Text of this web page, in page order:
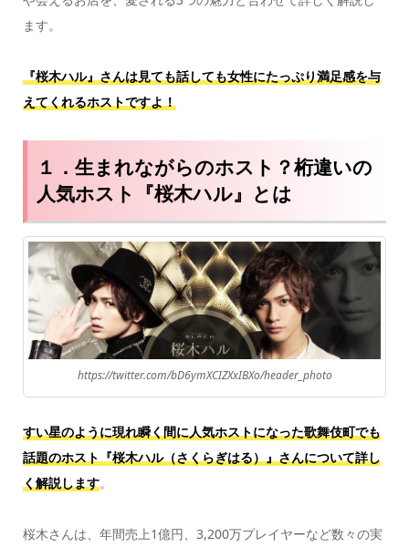
ます。
『桜木ハル』さんは見ても話しても女性にたっぷり満足感を与
えてくれるホストですよ！
１．生まれながらのホスト？桁違いの
人気ホスト『桜木ハル』とは
https://twitter.com/bD6ymXCIZXxIBXo/header_photo
すい星のように現れ瞬く間に人気ホストになった歌舞伎町でも
話題のホスト『桜木ハル（さくらぎはる）』さんについて詳し
く解説します。
桜木さんは、年間売上1億円、3,200万プレイヤーなど数々の実